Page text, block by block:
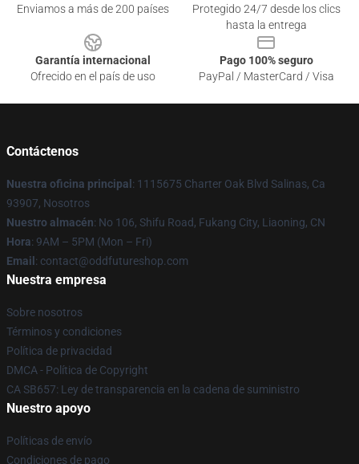
Enviamos a más de 200 países
Protegido 24/7 desde los clics
hasta la entrega
Garantía internacional
Ofrecido en el país de uso
Pago 100% seguro
PayPal / MasterCard / Visa
Contáctenos
Nuestra oficina principal : 1115675 Charter Oak Blvd Salinas, Ca
93907, Nosotros
Nuestro almacén: No 106, Shifu Road, Fukang City, Liaoning, CN
Hora: 9AM – 5PM (Mon – Fri)
Email : contact@oddfutureshop.com
Nuestra empresa
Sobre nosotros
Términos y condiciones
Política de privacidad
DMCA - Política de Copyright
CA SB657: Ley de transparencia en la cadena de suministro
Nuestro apoyo
Políticas de envío
Condiciones de pago